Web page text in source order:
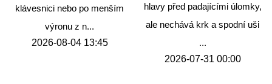
klávesnici nebo po menším
výronu z n...
2026-08-04 13:45
hlavy před padajícími úlomky,
ale nechává krk a spodní uši
...
2026-07-31 00:00